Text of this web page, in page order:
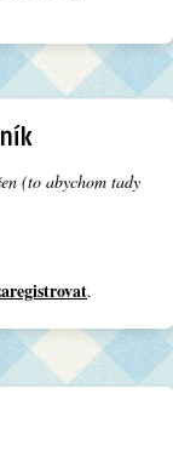
(to abychom tady
.